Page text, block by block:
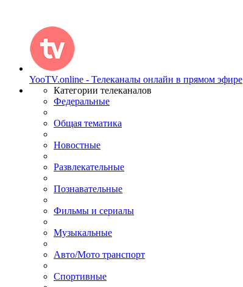
YooTV.online - Телеканалы онлайн в прямом эфире
Категории телеканалов
Федеральные
Общая тематика
Новостные
Развлекательные
Познавательные
Фильмы и сериалы
Музыкальные
Авто/Мото транспорт
Спортивные